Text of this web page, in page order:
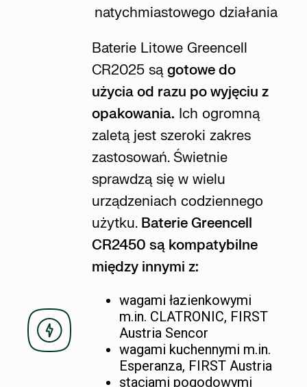
natychmiastowego działania
Baterie Litowe Greencell
CR2025 są gotowe do
użycia od razu po wyjęciu z
opakowania. Ich ogromną
zaletą jest szeroki zakres
zastosowań. Świetnie
sprawdzą się w wielu
urządzeniach codziennego
użytku. Baterie Greencell
CR2450 są kompatybilne
między innymi z:
wagami łazienkowymi
m.in. CLATRONIC, FIRST
Austria Sencor
wagami kuchennymi m.in.
Esperanza, FIRST Austria
stacjami pogodowymi